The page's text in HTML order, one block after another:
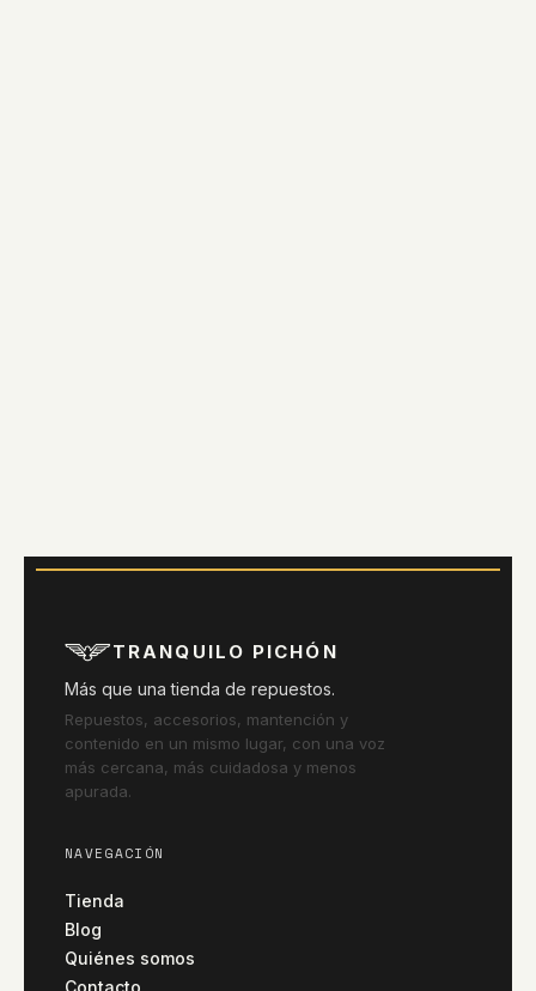
TRANQUILO PICHÓN
Más que una tienda de repuestos.
Repuestos, accesorios, mantención y
contenido en un mismo lugar, con una voz
más cercana, más cuidadosa y menos
apurada.
NAVEGACIÓN
Tienda
Blog
Quiénes somos
Contacto